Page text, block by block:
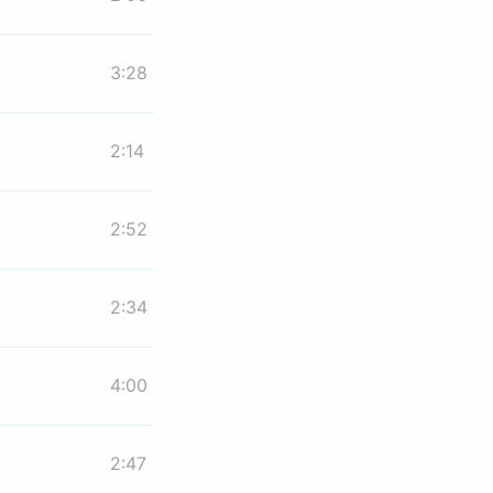
3:28
2:14
2:52
2:34
4:00
2:47